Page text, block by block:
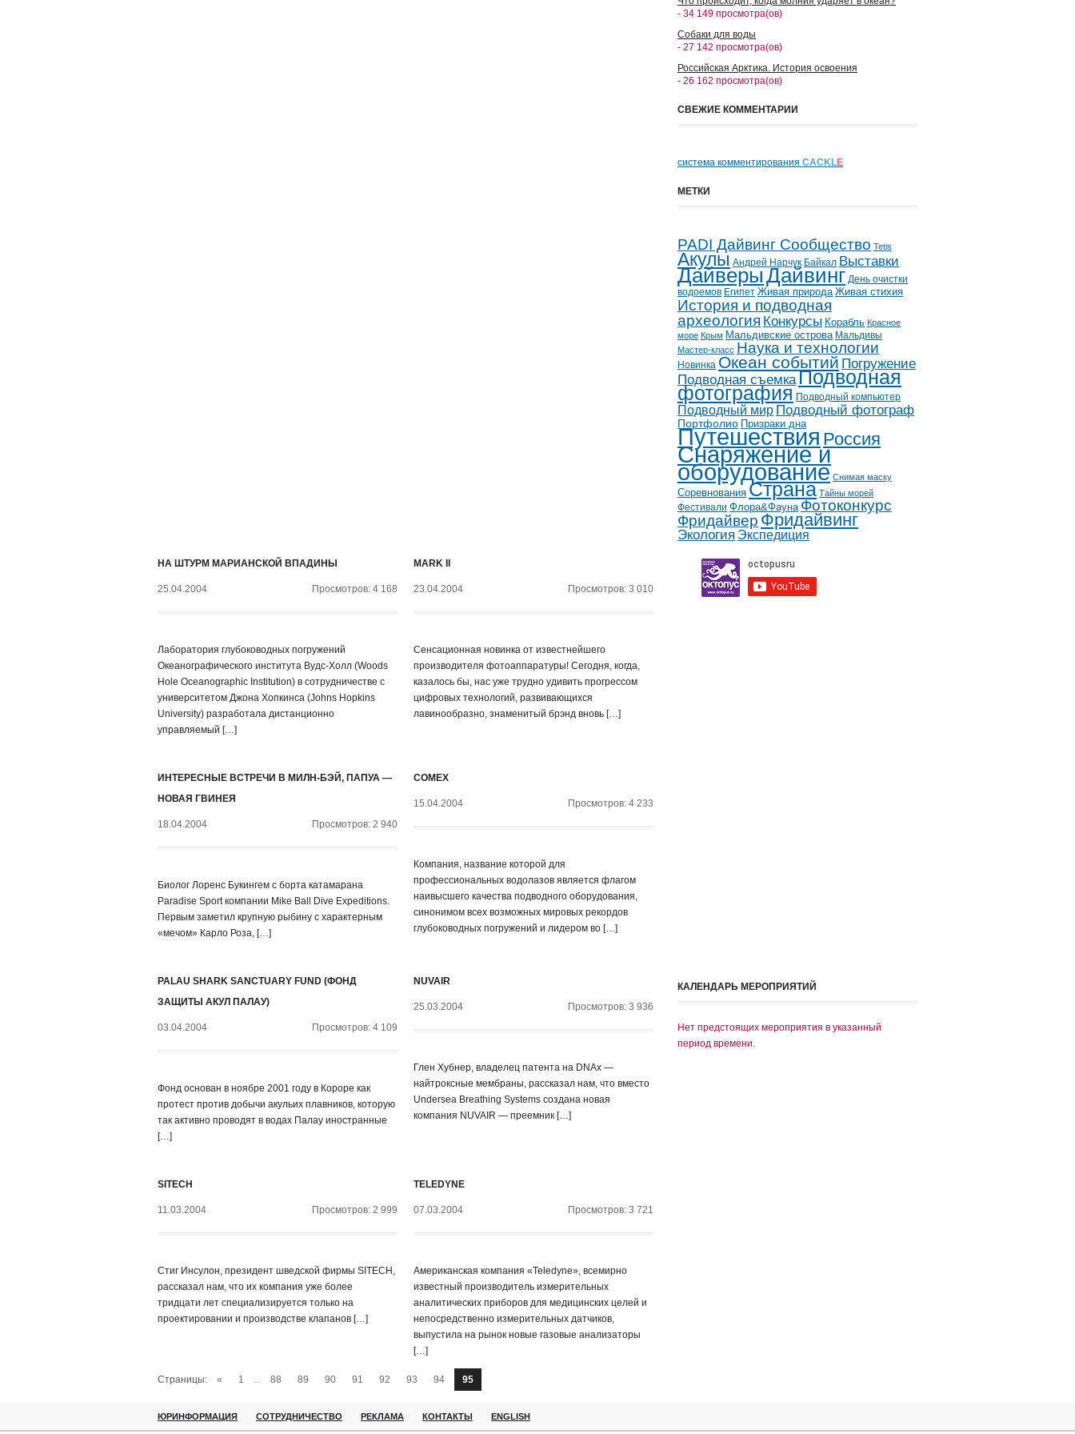
НА ШТУРМ МАРИАНСКОЙ ВПАДИНЫ
25.04.2004 Просмотров: 4 168
Лаборатория глубоководных погружений
Океанографического института Вудс-Холл (Woods
Hole Oceanographic Institution) в сотрудничестве с
университетом Джона Хопкинса (Johns Hopkins
University) разработала дистанционно
управляемый […]
MARK II
23.04.2004 Просмотров: 3 010
Сенсационная новинка от известнейшего
производителя фотоаппаратуры! Сегодня, когда,
казалось бы, нас уже трудно удивить прогрессом
цифровых технологий, развивающихся
лавинообразно, знаменитый брэнд вновь […]
ИНТЕРЕСНЫЕ ВСТРЕЧИ В МИЛН-БЭЙ, ПАПУА —
НОВАЯ ГВИНЕЯ
18.04.2004 Просмотров: 2 940
Биолог Лоренс Букингем с борта катамарана
Paradise Sport компании Mike Ball Dive Expeditions.
Первым заметил крупную рыбину с характерным
«мечом» Карло Роза, […]
COMEX
15.04.2004 Просмотров: 4 233
Компания, название которой для
профессиональных водолазов является флагом
наивысшего качества подводного оборудования,
синонимом всех возможных мировых рекордов
глубоководных погружений и лидером во […]
PALAU SHARK SANCTUARY FUND (ФОНД
ЗАЩИТЫ АКУЛ ПАЛАУ)
03.04.2004 Просмотров: 4 109
Фонд основан в ноябре 2001 году в Короре как
протест против добычи акульих плавников, которую
так активно проводят в водах Палау иностранные
[…]
NUVAIR
25.03.2004 Просмотров: 3 936
Глен Хубнер, владелец патента на DNAx —
найтроксные мембраны, рассказал нам, что вместо
Undersea Breathing Systems создана новая
компания NUVAIR — преемник […]
SITECH
11.03.2004 Просмотров: 2 999
Стиг Инсулон, президент шведской фирмы SITECH,
рассказал нам, что их компания уже более
тридцати лет специализируется только на
проектировании и производстве клапанов […]
TELEDYNE
07.03.2004 Просмотров: 3 721
Американская компания «Teledyne», всемирно
известный производитель измерительных
аналитических приборов для медицинских целей и
непосредственно измерительных датчиков,
выпустила на рынок новые газовые анализаторы
[…]
Страницы: « 1 ... 88 89 90 91 92 93 94 95
- 34 149 просмотра(ов)
Собаки для воды
- 27 142 просмотра(ов)
Российская Арктика. История освоения
- 26 162 просмотра(ов)
СВЕЖИЕ КОММЕНТАРИИ
система комментирования CACKLE
МЕТКИ
PADI Дайвинг Сообщество Tetis
Акулы Андрей Нарчук Байкал Выставки
ДайверыДайвинг День очистки
водоемов Египет Живая природа Живая стихия
История и подводная
археология Конкурсы Корабль Красное
море Крым Мальдивские острова Мальдивы
Мастер-класс Наука и технологии
Новинка Океан событий Погружение
Подводная съемкаПодводная
фотография Подводный компьютер
Подводный мир Подводный фотограф
Портфолио Призраки дна
Путешествия Россия
Снаряжение и
оборудование Снимая маску
Соревнования Страна Тайны морей
Фестивали Флора&Фауна Фотоконкурс
Фридайвер Фридайвинг
Экология Экспедиция
КАЛЕНДАРЬ МЕРОПРИЯТИЙ
Нет предстоящих мероприятия в указанный
период времени.
ЮРИНФОРМАЦИЯ СОТРУДНИЧЕСТВО РЕКЛАМА КОНТАКТЫ ENGLISH